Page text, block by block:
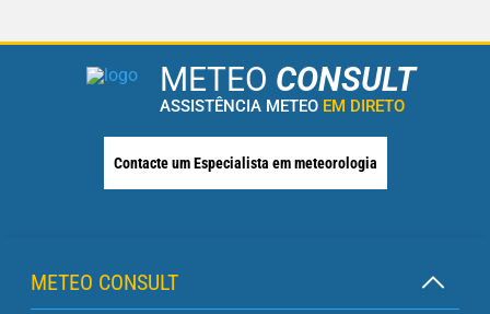
METEO CONSULT
ASSISTÊNCIA METEO EM DIRETO
Contacte um Especialista em meteorologia
METEO CONSULT